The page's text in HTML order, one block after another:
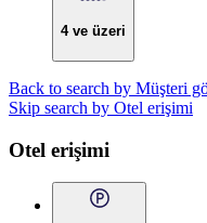
4 ve üzeri
Back to search by Müşteri
Skip search by Otel erişimi
Otel erişimi